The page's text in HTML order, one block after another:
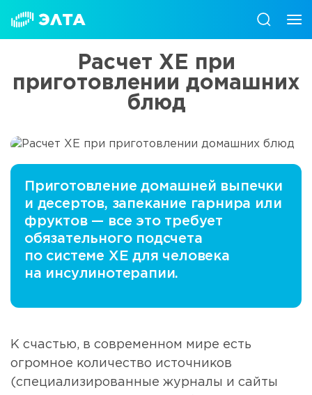
Расчет ХЕ при
приготовлении домашних
блюд
Приготовление домашней выпечки
и десертов, запекание гарнира или
фруктов — все это требует
обязательного подсчета
по системе ХЕ для человека
на инсулинотерапии.
К счастью, в современном мире есть
огромное количество источников
(специализированные журналы и сайты